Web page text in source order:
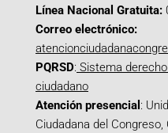
Línea Nacional Gratuita:
Correo electrónico:
PQRSD: Sistema
ciudadano
Atención presencial :
Ciudadana del